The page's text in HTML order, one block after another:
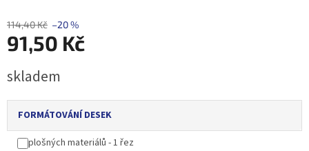
114,40 Kč –20 %
91,50 Kč
cena:
skladem
FORMÁTOVÁNÍ DESEK
plošných materiálů - 1 řez